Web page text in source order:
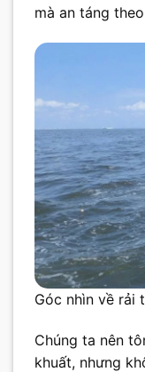
mà an táng
Góc nhìn về rải
Chúng ta nên
khuất, nhưng